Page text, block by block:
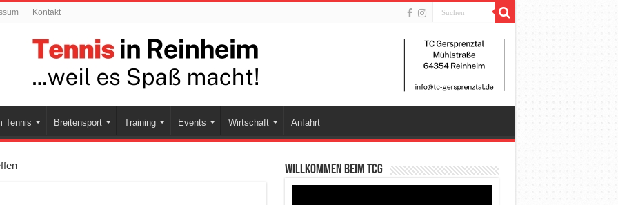
Kontakt
Tennis Breitensport Training Events Wirtschaft Anfahrt
Willkommen beim TCG